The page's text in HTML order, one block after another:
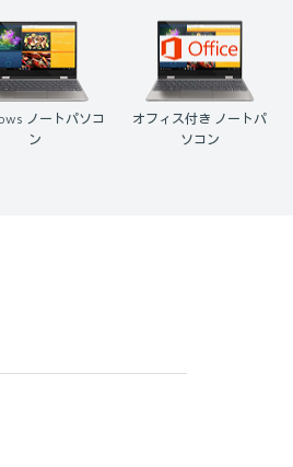
ス付き ノートパ
ソコン
Mac